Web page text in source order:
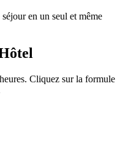
en un seul et même
Cliquez sur la formule